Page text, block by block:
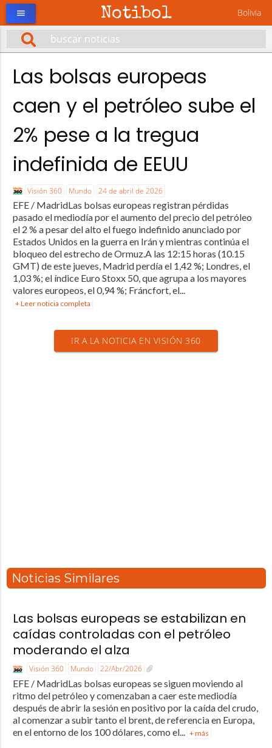
Notibol Bolivia
menu
Las bolsas europeas
caen y el petróleo sube el
2% pese a la tregua
indefinida de EEUU
Visión 360 Mundo 24 de abril de 2026
EFE / MadridLas bolsas europeas registran pérdidas
pasado el mediodía por el aumento del precio del petróleo
el 2 % a pesar del alto el fuego indefinido anunciado por
Estados Unidos en la guerra en Irán y mientras continúa el
bloqueo del estrecho de Ormuz.A las 12:15 horas (10.15
GMT) de este jueves, Madrid perdía el 1,42 %; Londres, el
1,03 %; el índice Euro Stoxx 50, que agrupa a los mayores
valores europeos, el 0,94 %; Fráncfort, el...
+ Leer noticia completa
IR A LA NOTICIA EN VISIÓN 360
Noticias Similares
Las bolsas europeas se estabilizan en
caídas controladas con el petróleo
moderando el alza
Visión 360 Mundo 22/Abr/2026
EFE / MadridLas bolsas europeas se siguen moviendo al
ritmo del petróleo y comenzaban a caer este mediodía
después de abrir la sesión en positivo por la caída del crudo,
al comenzar a subir tanto el brent, de referencia en Europa,
en el entorno de los 100 dólares, como el... + más